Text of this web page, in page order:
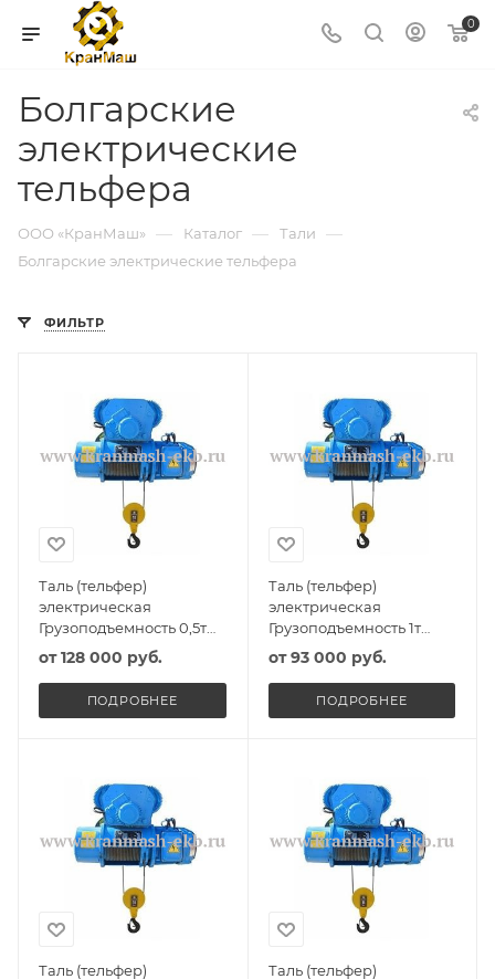
0
Болгарские
электрические
тельфера
ООО «КранМаш» — Каталог — Тали —
Болгарские электрические тельфера
ФИЛЬТР
Таль (тельфер)
электрическая
Грузоподъемность 0,5т
Высота подъема 6м
от128 000 руб.
ПОДРОБНЕЕ
Таль (тельфер)
электрическая
Грузоподъемность 1т
Высота подъема 6м
от93 000 руб.
ПОДРОБНЕЕ
Таль (тельфер)
Таль (тельфер)